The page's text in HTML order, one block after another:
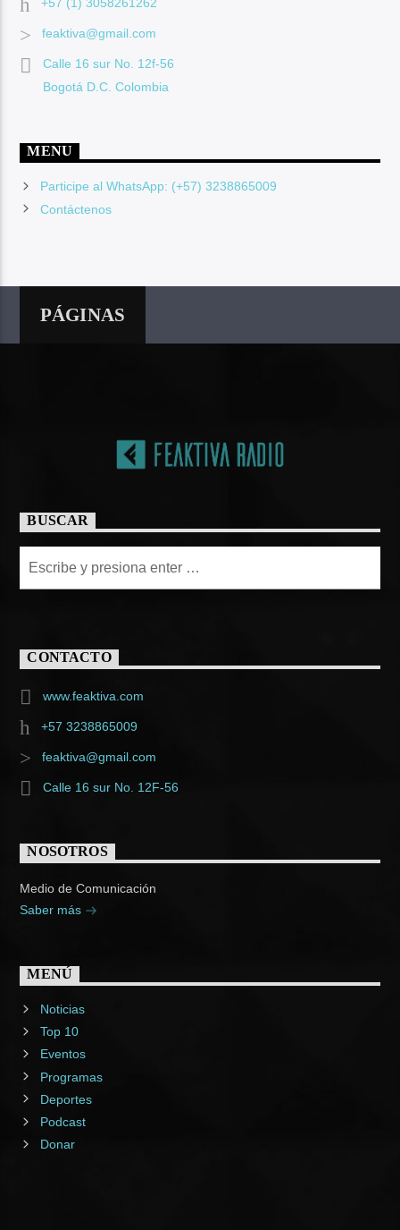
feaktiva@gmail.com
Calle 16 sur No. 12f-56
Bogotá D.C. Colombia
MENU
Participe al WhatsApp: (+57) 3238865009
Contáctenos
PÁGINAS
BUSCAR
CONTACTO
www.feaktiva.com
+57 3238865009
feaktiva@gmail.com
Calle 16 sur No. 12F-56
NOSOTROS
Medio de Comunicación
Saber más
MENÚ
Noticias
Top 10
Eventos
Programas
Deportes
Podcast
Donar